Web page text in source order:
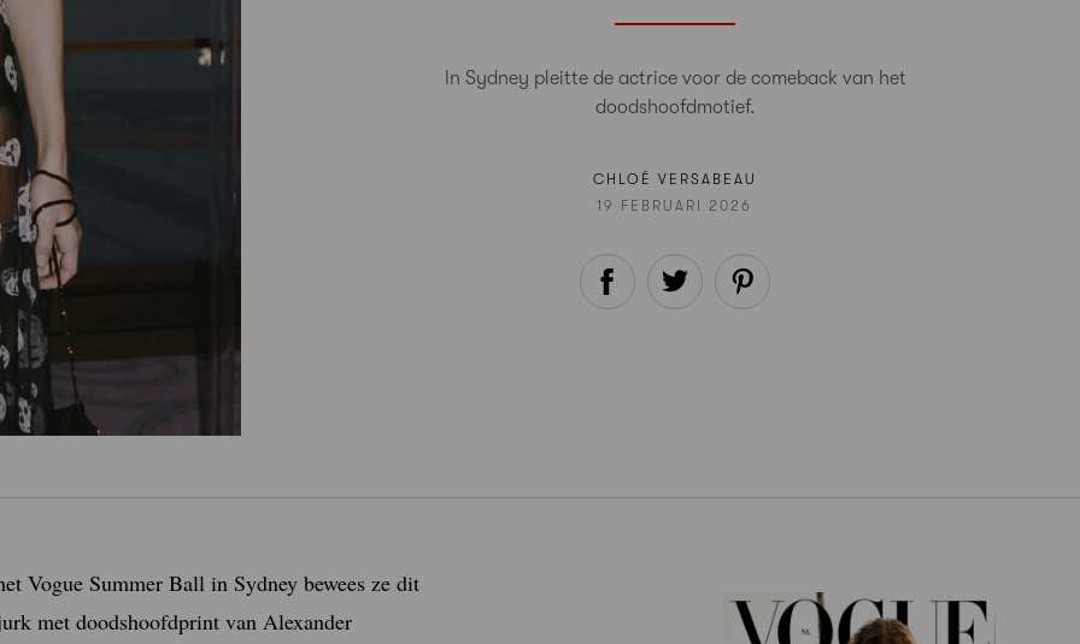
In Sydney pleitte de actrice voor de comeback van het
doodshoofdmotief.
CHLOÉ VERSABEAU
19 FEBRUARI 2026
Vogue Summer Ball in Sydney bewees ze dit
met doodshoofdprint van Alexander